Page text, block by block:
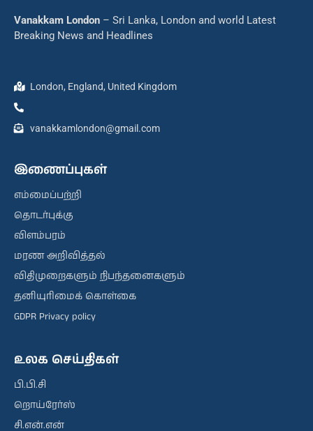
Vanakkam London – Sri Lanka, London and world Latest
Breaking News and Headlines
London, England, United Kingdom
vanakkamlondon@gmail.com
இணைப்புகள்
எம்மைப்பற்றி
தொடர்புக்கு
விளம்பரம்
மரண அறிவித்தல்
விதிமுறைகளும் நிபந்தனைகளும்
தனியுரிமைக் கொள்கை
GDPR Privacy policy
உலக செய்திகள்
பி.பி.சி
றொய்ரேர்ஸ்
சி.என்.என்